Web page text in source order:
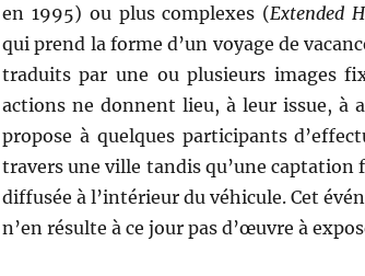
en 1995) ou plus complexes (Extended
qui prend la forme d’un voyage de
traduits par une ou plusieurs images
actions ne donnent lieu, à leur issue, à
propose à quelques participants
travers une ville tandis qu’une
diffusée à l’intérieur du véhicule. Cet
n’en résulte à ce jour pas d’œuvre à